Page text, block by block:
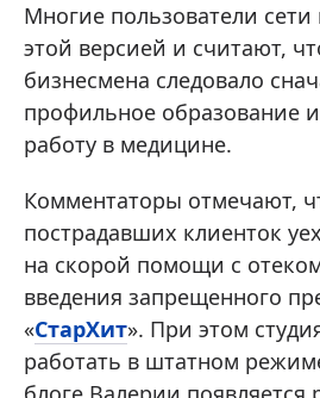
Многие пользователи сети
этой версией и считают,
бизнесмена следовало
профильное образование
работу в медицине.
Комментаторы отмечают,
пострадавших клиенток
на скорой помощи с
введения запрещенного
«СтарХит». При этом
работать в штатном